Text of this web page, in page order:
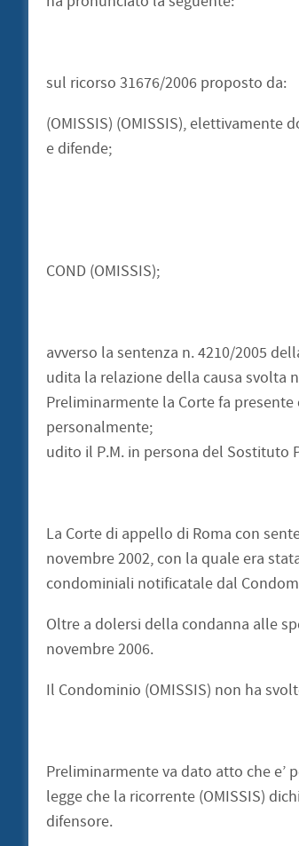
sul ricorso 31676/2006 proposto da:
(OMISSIS) (OMISSIS), elettivamente
e difende;
COND (OMISSIS);
avverso la sentenza n. 4210/2005
udita la relazione della causa svolta
Preliminarmente la Corte fa
personalmente;
udito il P.M. in persona del Sostituto
La Corte di appello di Roma con
novembre 2002, con la quale era
condominiali notificatale dal
Oltre a dolersi della condanna alle
novembre 2006.
Il Condominio (OMISSIS) non ha
Preliminarmente va dato atto che e’
legge che la ricorrente (OMISSIS)
difensore.